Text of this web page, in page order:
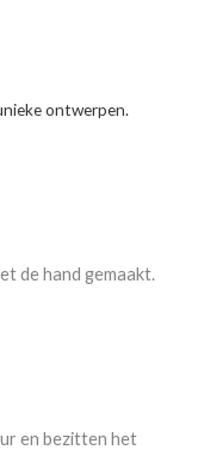
ontwerpen.
de hand gemaakt.
en bezitten het